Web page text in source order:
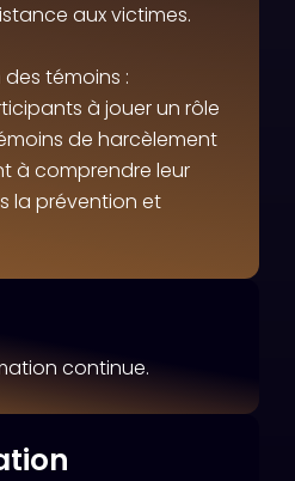
aux victimes.
témoins :
à jouer un rôle
de harcèlement
à comprendre leur
la prévention et
continue.